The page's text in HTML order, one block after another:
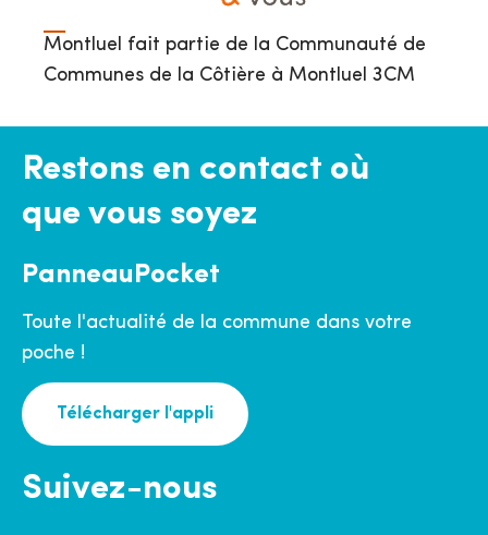
Montluel fait partie de la Communauté de
Communes de la Côtière à Montluel 3CM
Restons en contact où
que vous soyez
PanneauPocket
Toute l'actualité de la commune dans votre
poche !
Télécharger l'appli
Suivez-nous